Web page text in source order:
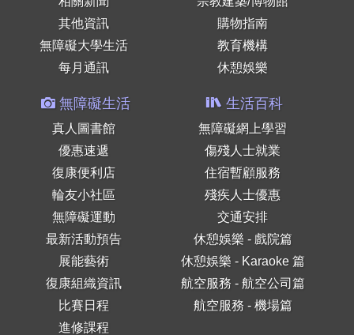
其他資訊
無障礙大學生活
每月通訊
購物指南
教育機構
休憩娛樂
無障礙生活
真人圖書館
優惠速遞
復康便利店
輪友小社區
無障礙運動
最新活動預告
展能藝術
復康組織資訊
比賽日程
進修課程
生活百科
無障礙網上學習
傷殘人士就業
住宿暫顧服務
殘疾人士優惠
交通安排
休憩娛樂 - 戲院篇
休憩娛樂 - Karaoke 篇
航空服務 - 航空公司篇
航空服務 - 機場篇